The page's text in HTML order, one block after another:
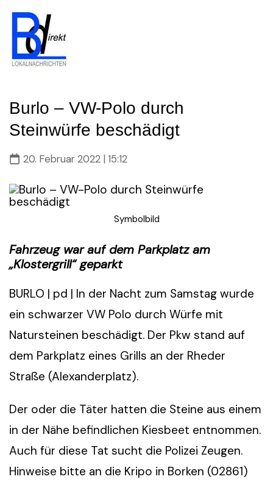
Skip
to
content
Burlo – VW-Polo durch
Steinwürfe beschädigt
20. Februar 2022 | 15:12
Symbolbild
Fahrzeug war auf dem Parkplatz am
„Klostergrill“ geparkt
BURLO | pd | In der Nacht zum Samstag wurde
ein schwarzer VW Polo durch Würfe mit
Natursteinen beschädigt. Der Pkw stand auf
dem Parkplatz eines Grills an der Rheder
Straße (Alexanderplatz).
Der oder die Täter hatten die Steine aus einem
in der Nähe befindlichen Kiesbeet entnommen.
Auch für diese Tat sucht die Polizei Zeugen.
Hinweise bitte an die Kripo in Borken (02861)